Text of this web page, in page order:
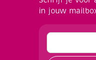
in jouw